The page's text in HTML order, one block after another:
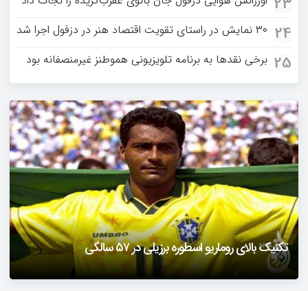
24 ۳۰ نمایش در راستای تقویت اقتصاد هنر در دزفول اجرا شد
25 برخی نقدها به برنامه تلویزیونی هموطنز غیرمنصفانه بود
تکنیک بالای روماریو اسطوره برزیلی در ۵۷ سالگی
فیلمی از یک خواننده زن در توئیتر ضرغامی جنجالی شد
حمله تند مصطفی کواکبیان به مجری جنجالی صدا و سیما
دزفول را باید دید